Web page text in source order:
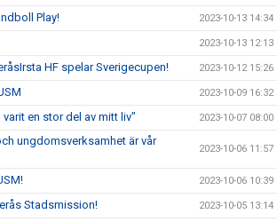
Play! 2023-10-13 14:34
2023-10-13 12:13
HF spelar Sverigecupen! 2023-10-12 15:26
2023-10-09 16:32
en stor del av mitt liv" 2023-10-07 08:00
ungdomsverksamhet är vår
2023-10-06 11:57
2023-10-06 10:39
Stadsmission! 2023-10-05 13:14